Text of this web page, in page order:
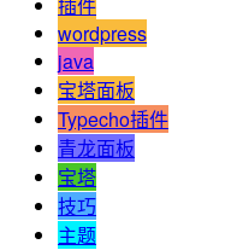
wordpress
java
宝塔面板
Typecho插件
青龙面板
宝塔
技巧
主题